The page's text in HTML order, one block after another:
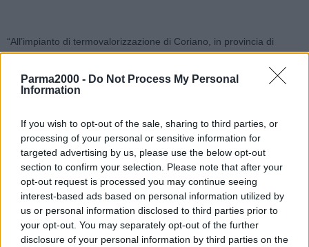
Parma2000 - Do Not Process My Personal
Information
If you wish to opt-out of the sale, sharing to third parties, or
processing of your personal or sensitive information for
targeted advertising by us, please use the below opt-out
section to confirm your selection. Please note that after your
opt-out request is processed you may continue seeing
interest-based ads based on personal information utilized by
us or personal information disclosed to third parties prior to
your opt-out. You may separately opt-out of the further
disclosure of your personal information by third parties on the
“All’impianto di termovalorizzazione di Coriano, in provincia di
circola è totalmente infondata. E l’impianto riminese non verrà mai
utilizzato nemmeno in futuro per smaltire quote di rifiuti attualmente
anno grazie all’efficacia della programmazione definita nel Piano
regionale rifiuti approvato nel 2016 e all’aumento della raccolta
differenziata, arrivata al 68% in Emilia-Romagna”.
Così l’assessore regionale all’Ambiente, Paola Gazzolo, che
prosegue: “Ribadisco ancora una volta che fra la linea della Lega,
che vorrebbe un inceneritore in ogni provincia, e quella dei 5 Stelle,
per i quali non bisognerebbe realizzare impianti a prescindere,